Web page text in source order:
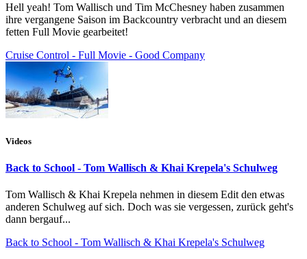
Hell yeah! Tom Wallisch und Tim McChesney haben zusammen
ihre vergangene Saison im Backcountry verbracht und an diesem
fetten Full Movie gearbeitet!
Cruise Control - Full Movie - Good Company
Videos
Back to School - Tom Wallisch & Khai Krepela's Schulweg
Tom Wallisch & Khai Krepela nehmen in diesem Edit den etwas
anderen Schulweg auf sich. Doch was sie vergessen, zurück geht's
dann bergauf...
Back to School - Tom Wallisch & Khai Krepela's Schulweg